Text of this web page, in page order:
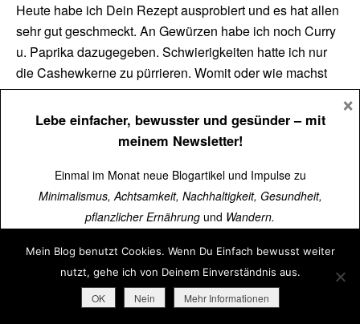
Heute habe ich Dein Rezept ausprobiert und es hat allen
sehr gut geschmeckt. An Gewürzen habe ich noch Curry
u. Paprika dazugegeben. Schwierigkeiten hatte ich nur
die Cashewkerne zu pürrieren. Womit oder wie machst
Du das denn?
Christof Herrmann
Schön, dass es gemundet hat. Die Cashewkerne
püriere ich mit der Flüssigkeit mit einem Stabmixer
26. März 2015 um 15:09 Uhr
Antworten
Mein Blog benutzt Cookies. Wenn Du Einfach bewusst weiter
nutzt, gehe ich von Deinem Einverständnis aus.
OK Nein Mehr Informationen
Lebe einfacher, bewusster und gesünder– mit
meinem Newsletter!
Einmal im Monat neue Blogartikel und Impulse zu
Minimalismus, Achtsamkeit, Nachhaltigkeit, Gesundheit,
pflanzlicher Ernährung und Wandern.
Über15.000 Menschen lesen schon mit.
➜Jetzt kostenlos abonnieren
×